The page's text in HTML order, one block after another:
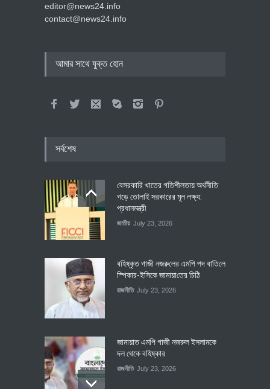
editor@news24.info
contact@news24.info
আমার সাথে যুক্ত হোন
সর্বশেষ
বেসরকারি খাতের গতিশীলতায় অর্থনীতি
গড়ে তোলাই সরকারের মূল লক্ষ্য:
প্রধানমন্ত্রী
জাতীয় July 23, 2026
বহিষ্কৃত গাজী নজরু‌লের এম‌পি পদ বা‌তি‌লে
স্পিকার-ইসিকে জামায়া‌তের চি‌ঠি
রাজনীতি July 23, 2026
জামায়াত এমপি গাজী নজরুল ইসলামকে
দল থেকে বহিষ্কার
রাজনীতি July 23, 2026